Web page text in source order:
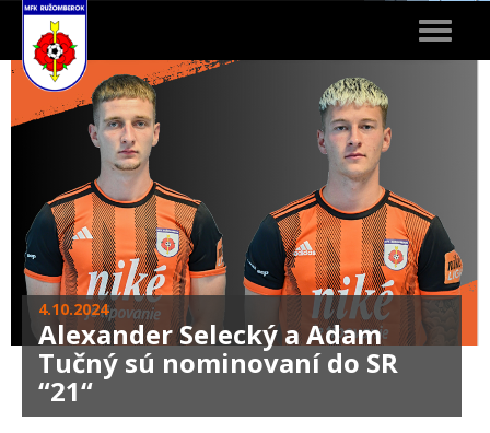
Toggle
4.10.2024
Alexander Selecký a Adam
Tučný sú nominovaní do SR
“21“